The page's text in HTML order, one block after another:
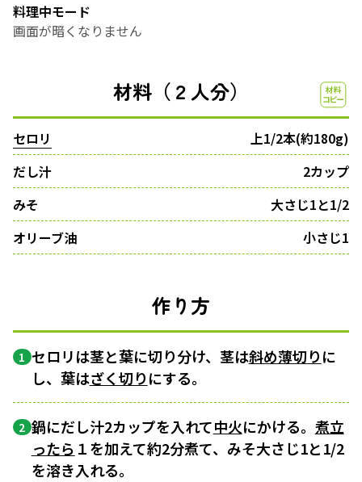
料理中モード
画面が暗くなりません
材料（２人分）
セロリ
上1/2本(約180g)
だし汁
2カップ
みそ
大さじ1と1/2
オリーブ油
小さじ1
作り方
1 セロリは茎と葉に切り分け、茎は斜め薄切りに
し、葉はざく切りにする。
2 鍋にだし汁2カップを入れて中火にかける。 煮立
ったら １を加えて約2分煮て、みそ大さじ1と1/2
を溶き入れる。